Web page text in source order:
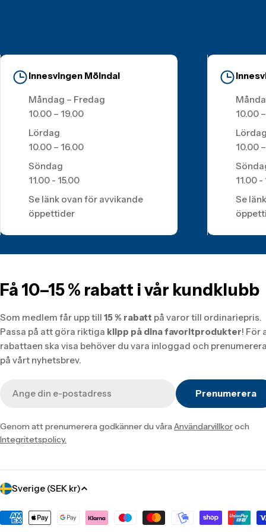
Innesvingen Mölndal
Måndag – Fredag
10.00 – 19.00
Lördag
10.00 – 16.00
Söndag
11.00 - 15.00
Se länk ovan för avvikande
öppettider
10.00
10.00
11.00 -
Se
Få 10–15 % rabatt i vår kundklubb
Som medlem får upp till 15 % rabatt på varor till ordinariepris.
Passa på att göra riktiga klipp på dina favoritprodukter! För
rabattaen ska visa behöver du vara inloggad och
på vårt nyhetsbrev.
post
Prenumerera
Genom att prenumerera godkänner du våraAnvändarvillkoroch
Integritetspolicy.
Translation
sv.localization.country_label
Sverige (SEK kr)
Translation